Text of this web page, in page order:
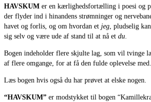
HAVSKUM er en kærlighedsfortælling i poesi og
der flyder ind i hinandens strømninger og
havet og forlis, og om hvordan et jeg , pludselig
sig selv og være ude af stand til at nå et du
Bogen indeholder flere skjulte lag, som vil tvinge
af flere omgange, for at få den fulde oplevelse med.
Læs bogen hvis også du har prøvet at elske nogen.
“HAVSKUM” er modstykket til bogen